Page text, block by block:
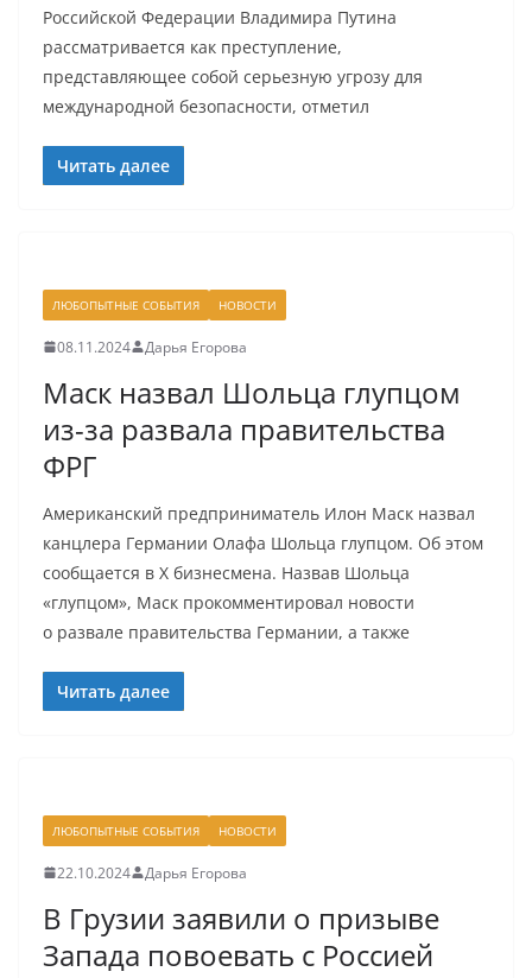
Российской Федерации Владимира Путина
рассматривается как преступление,
представляющее собой серьезную угрозу для
международной безопасности, отметил
Читать далее
ЛЮБОПЫТНЫЕ СОБЫТИЯ НОВОСТИ
08.11.2024 Дарья Егорова
Маск назвал Шольца глупцом
из-за развала правительства
ФРГ
Американский предприниматель Илон Маск назвал
канцлера Германии Олафа Шольца глупцом. Об этом
сообщается в X бизнесмена. Назвав Шольца
«глупцом», Маск прокомментировал новости
о развале правительства Германии, а также
Читать далее
ЛЮБОПЫТНЫЕ СОБЫТИЯ НОВОСТИ
22.10.2024 Дарья Егорова
В Грузии заявили о призыве
Запада повоевать с Россией